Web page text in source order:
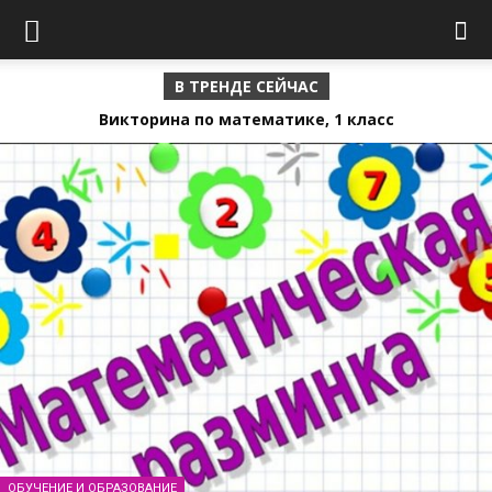
В ТРЕНДЕ СЕЙЧАС
Викторина по математике, 1 класс
ОБУЧЕНИЕ И ОБРАЗОВАНИЕ